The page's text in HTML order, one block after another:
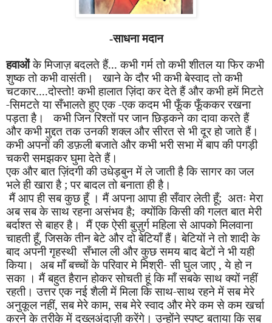
-साधना मदान
हवाओंके मिजाज़ बदलते हैं... कभी गर्म तो कभी शीतल या फिर कभी
शुष्क तो कभी वासंती। खाने के दौर भी कभी बेस्वाद तो कभी
चटकार....दोस्तो! कभी हालात ज़िंदा कर देते हैं और कभी हमें मिटते
‌-सिमटते यासँभालते हुए एक -एक कदम भी फूँक फूँककर रखना
पड़ता है। कभी जिन रिश्तों पर जान छिड़कने का दावा करते हैं
और कभी मुद्दत तक उनकी शक्ल और सीरत से भी दूर हो जाते हैं।
कभी अपनों की डफ़ली बजाते और कभी भरी सभा में बाप की पगड़ी
चकरी समझकर घुमा देते हैं।
एक और बात ज़िंदगी की उधेड़बुन में ले जाती है कि सागर का जल
भले ही खारा है ;पर बादल तो बनाता ही है।
मैं आप ही सब कुछ हूँ । मैं अपना आपाही सँवार लेती हूँ; अतः मेरा
अब सब के साथ रहना असंभव है; क्योंकि किसी की गलत बात मेरी
बर्दाश्त से बाहर है। मैं एक ऐसी बुज़ुर्ग महिला से आपको मिलवाना
चाहती हूँ, जिसके तीन बेटे और दो बेटियाँ हैं। बेटियों ने तो शादी के
बाद अपनी गृहस्थीसँभाल ली और कुछ समय बाद बेटों ने भी यही
किया। अब माँ बच्चों के परिवार मे मिश्री-सी घुल जाए ,ये हो न
सका ।मैं बहुत हैरान होकरसोचती हूं कि माँ सबके साथ क्यों नहीं
रहती। उत्तर एक नई शैली में मिला कि साथ-साथ रहने में सब मेरे
अनुकूल नहीं, सब मेरे काम, सब मेरे स्वाद और मेरे कम से कम खर्चा
करने के तरीके में दख्लअंदाज़ी करेंगे। उन्होंने स्पष्ट बताया कि सब